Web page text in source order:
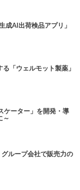
成AI出荷検品アプリ」
「ウェルモット製薬」
ケーター」を開発・導
～
ループ会社で販売力の